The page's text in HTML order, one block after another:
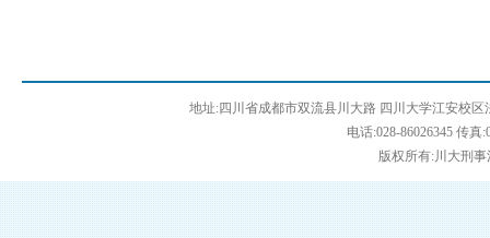
地址:四川省成都市双流县川大路 四川大学江安校区
电话:028-86026345 传真
版权所有:川大刑